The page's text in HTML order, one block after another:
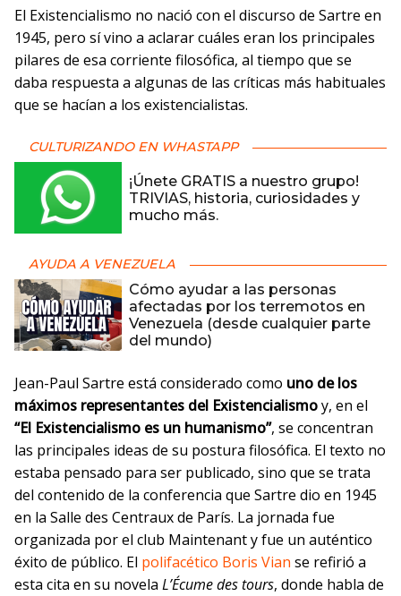
El Existencialismo no nació con el discurso de Sartre en
1945, pero sí vino a aclarar cuáles eran los principales
pilares de esa corriente filosófica, al tiempo que se
daba respuesta a algunas de las críticas más habituales
que se hacían a los existencialistas.
CULTURIZANDO EN WHASTAPP
¡Únete GRATIS a nuestro grupo!
TRIVIAS, historia, curiosidades y
mucho más.
AYUDA A VENEZUELA
Cómo ayudar a las personas
afectadas por los terremotos en
Venezuela (desde cualquier parte
del mundo)
Jean-Paul Sartre está considerado como uno de los
máximos representantes del Existencialismoy, en el
“El Existencialismo es un humanismo”, se concentran
las principales ideas de su postura filosófica. El texto no
estaba pensado para ser publicado, sino que se trata
del contenido de la conferencia que Sartre dio en 1945
en la Salle des Centraux de París. La jornada fue
organizada por el club Maintenant y fue un auténtico
éxito de público. El polifacético Boris Vian se refirió a
esta cita en su novela L’Écume des tours, donde habla de